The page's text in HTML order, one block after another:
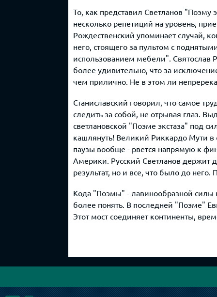
То, как представил Светланов "Поэму
несколько репетиций на уровень,
Рождественский упоминает случай,
него, стоящего за пультом с
использованием мебели". Святослав
более удивительно, что за
чем прилично. Не в этом ли
Станиславский говорил, что самое
следить за собой, не отрывая глаз.
светлановской "Поэме экстаза" под
кашлянуть! Великий Риккардо Мути
паузы вообще - рвется напрямую к
Америки. Русский Светланов держит
результат, но и все, что было до
Кода "Поэмы" - лавинообразной силы
более понять. В последней "Поэме"
Этот мост соединяет континенты,